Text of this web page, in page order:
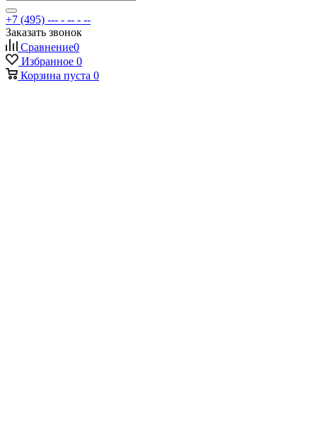
+7 (495) --- - -- - --
Заказать звонок
Сравнение0
Избранное 0
Корзина пуста 0